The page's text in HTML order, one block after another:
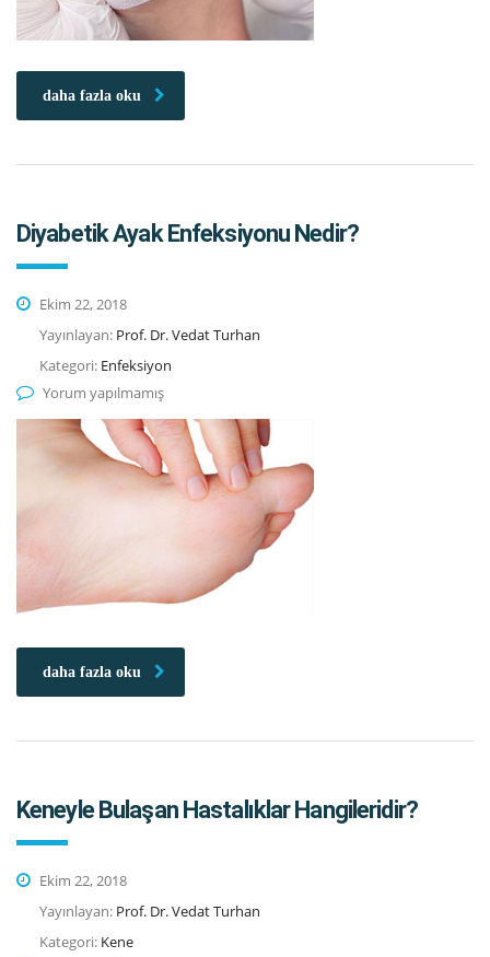
daha fazla oku
Diyabetik Ayak Enfeksiyonu Nedir?
Ekim 22, 2018
Yayınlayan: Prof. Dr. Vedat Turhan
Kategori: Enfeksiyon
Yorum yapılmamış
daha fazla oku
Keneyle Bulaşan Hastalıklar Hangileridir?
Ekim 22, 2018
Yayınlayan: Prof. Dr. Vedat Turhan
Kategori: Kene